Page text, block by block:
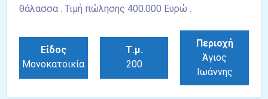
θάλασσα . Τιμή πώλησης 400.000 Ευρώ .
Είδος
Μονοκατοικία
Τ.μ.
200
Περιοχή
Άγιος
Ιωάννης